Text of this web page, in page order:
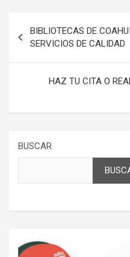
de
entradas
BIBLIOTECAS DE
SERVICIOS DE CALIDAD
HAZ TU CITA O
BUSCAR